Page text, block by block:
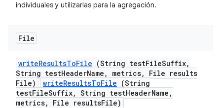
individuales y utilizarlas para la agregación.
File
writeResultsToFile (String testFileSuffix,
String testHeaderName , metrics,
File results
File)
writeResultsToFile (String
testFileSuffix, String testHeaderName,
metrics, File resultsFile)